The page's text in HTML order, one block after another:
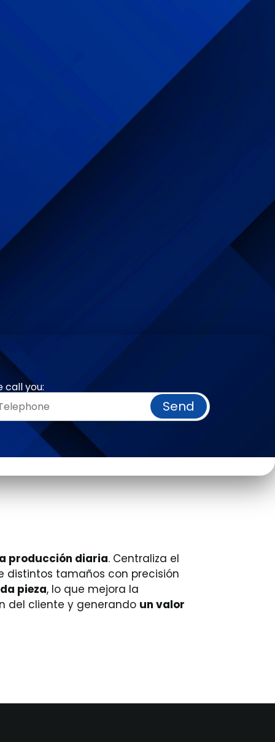
call you:
Send
producción diaria. Centraliza el
distintos tamaños con precisión
pieza, lo que mejora la
del cliente y generando un valor